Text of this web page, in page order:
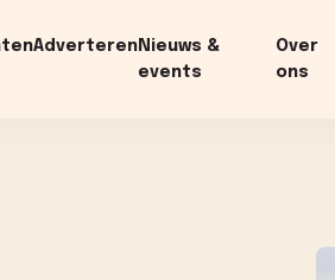
Adverteren Nieuws &
events
Over
ons